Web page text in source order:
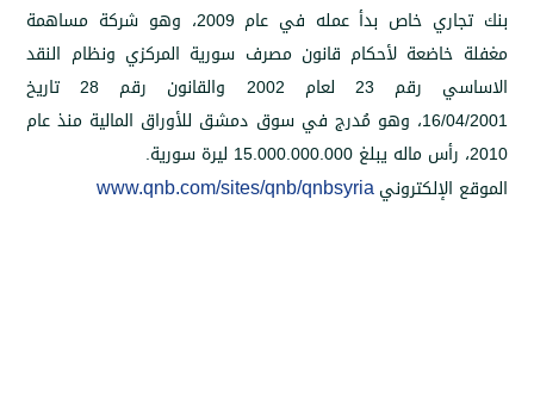
بنك تجاري خاص بدأ عمله في عام 2009، وهو شركة مساهمة
لأحكام قانون مصرف سورية المركزي ونظام النقد
الاساسي رقم 23 لعام 2002 والقانون رقم 28 تاريخ
،وهو مُدرج في سوق دمشق للأوراق المالية منذ عام
15.000.000.000ليرة سورية.
www.qnb.com/sites/qnb/qnbsyria